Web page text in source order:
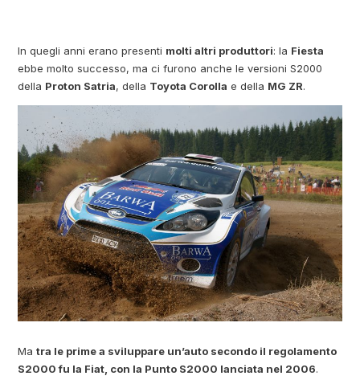
In quegli anni erano presenti molti altri produttori: la Fiesta
ebbe molto successo, ma ci furono anche le versioni S2000
della Proton Satria, della Toyota Corolla e della MG ZR.
Matra le prime a sviluppare un’auto secondo il regolamento
S2000 fu la Fiat, con la Punto S2000 lanciata nel 2006.